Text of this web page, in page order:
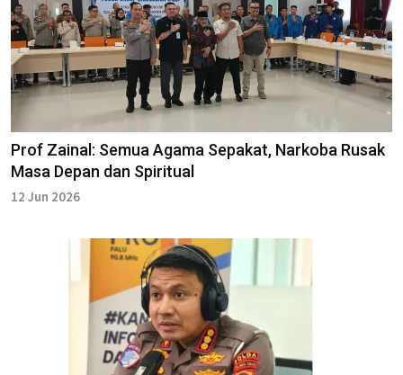
Prof Zainal: Semua Agama Sepakat, Narkoba Rusak
Masa Depan dan Spiritual
12 Jun 2026